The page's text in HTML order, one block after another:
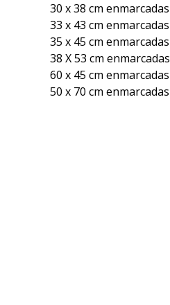
30 x 38 cm enmarcadas
33 x 43 cm enmarcadas
35 x 45 cm enmarcadas
38 X 53 cm enmarcadas
60 x 45 cm enmarcadas
50 x 70 cm enmarcadas